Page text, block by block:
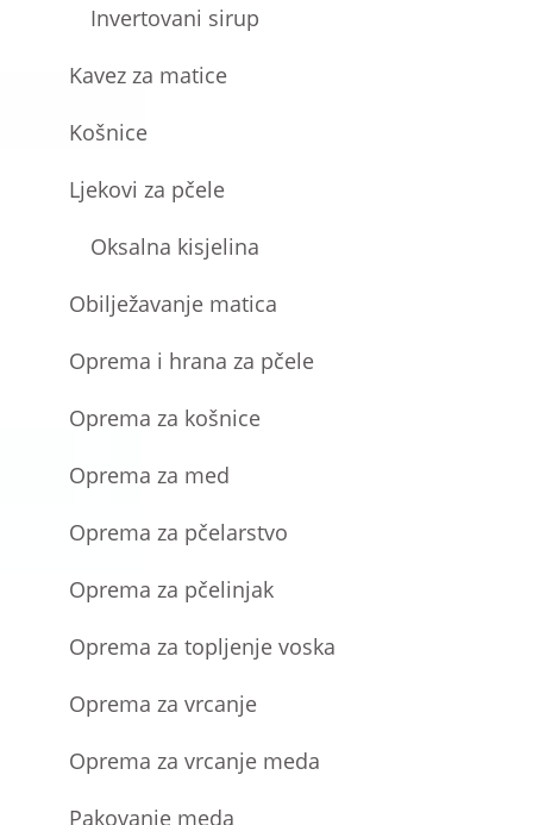
Invertovani sirup
Kavez za matice
Košnice
Ljekovi za pčele
Oksalna kisjelina
Obilježavanje matica
Oprema i hrana za pčele
Oprema za košnice
Oprema za med
Oprema za pčelarstvo
Oprema za pčelinjak
Oprema za topljenje voska
Oprema za vrcanje
Oprema za vrcanje meda
Pakovanje meda